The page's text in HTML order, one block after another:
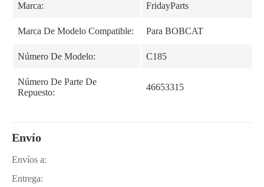
Marca: FridayParts
Marca De Modelo Compatible: Para BOBCAT
Número De Modelo: C185
Número De Parte De
Repuesto:
46653315
Envío
Envíos a:
Entrega: